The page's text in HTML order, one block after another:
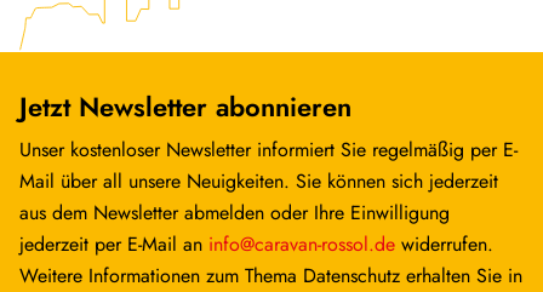
Jetzt Newsletter abonnieren
Unser kostenloser Newsletter informiert Sie regelmäßig per E-
Mail über all unsere Neuigkeiten. Sie können sich jederzeit
aus dem Newsletter abmelden oder Ihre Einwilligung
jederzeit per E-Mail an info@caravan-rossol.de widerrufen.
Weitere Informationen zum Thema Datenschutz erhalten Sie in